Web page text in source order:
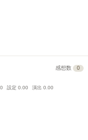
感想数 0
設定 0.00 演出 0.00